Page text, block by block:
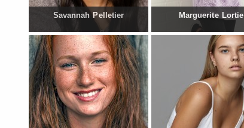
Savannah Pelletier Marguerite Lortie